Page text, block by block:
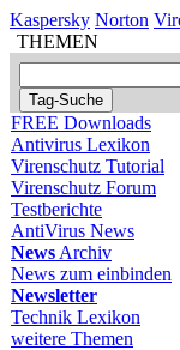
Kaspersky Norton
THEMEN
FREE Downloads
Antivirus Lexikon
Virenschutz Tutorial
Virenschutz Forum
Testberichte
AntiVirus News
News Archiv
News zum einbinden
Newsletter
Technik Lexikon
weitere Themen